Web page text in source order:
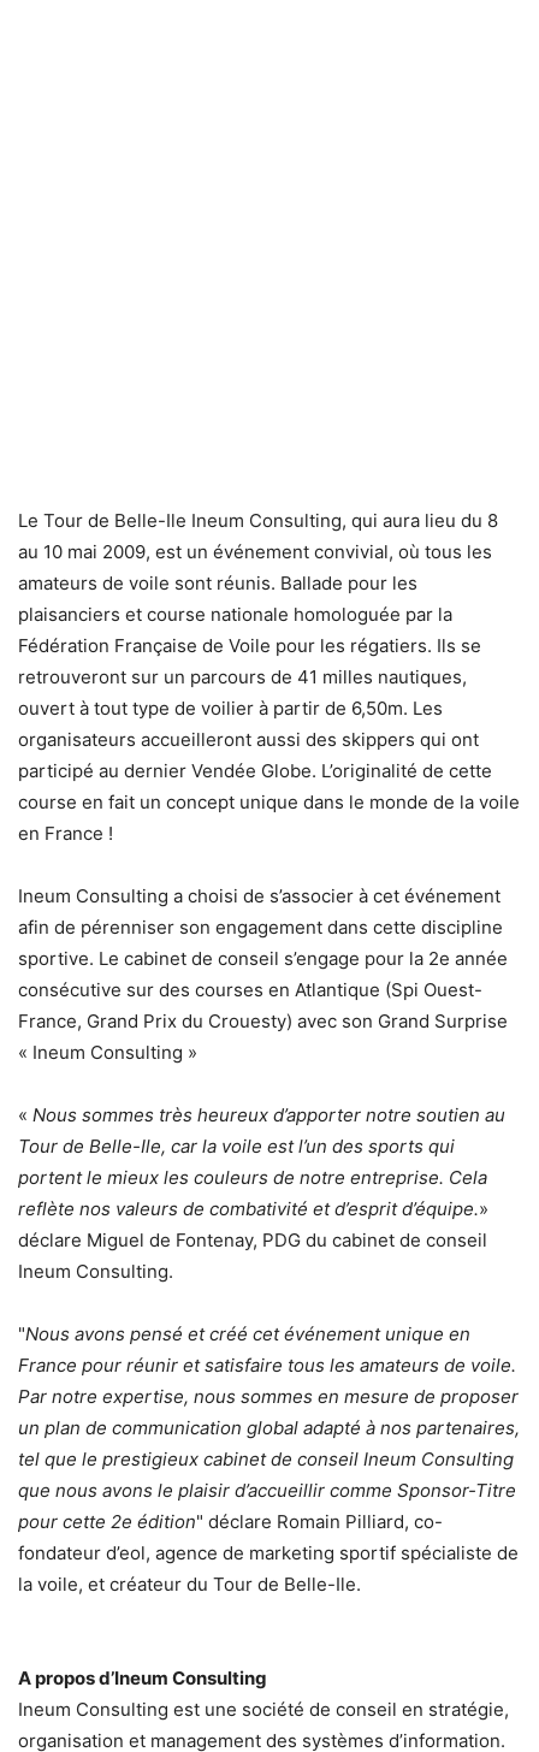
Le Tour de Belle-Ile Ineum Consulting, qui aura lieu du 8
au 10 mai 2009, est un événement convivial, où tous les
amateurs de voile sont réunis. Ballade pour les
plaisanciers et course nationale homologuée par la
Fédération Française de Voile pour les régatiers. Ils se
retrouveront sur un parcours de 41 milles nautiques,
ouvert à tout type de voilier à partir de 6,50m. Les
organisateurs accueilleront aussi des skippers qui ont
participé au dernier Vendée Globe. L’originalité de cette
course en fait un concept unique dans le monde de la voile
en France !
Ineum Consulting a choisi de s’associer à cet événement
afin de pérenniser son engagement dans cette discipline
sportive. Le cabinet de conseil s’engage pour la 2e année
consécutive sur des courses en Atlantique (Spi Ouest-
France, Grand Prix du Crouesty) avec son Grand Surprise
« Ineum Consulting »
« Nous sommes très heureux d’apporter notre soutien au
Tour de Belle-Ile, car la voile est l’un des sports qui
portent le mieux les couleurs de notre entreprise. Cela
reflète nos valeurs de combativité et d’esprit d’équipe.»
déclare Miguel de Fontenay, PDG du cabinet de conseil
Ineum Consulting.
"Nous avons pensé et créé cet événement unique en
France pour réunir et satisfaire tous les amateurs de voile.
Par notre expertise, nous sommes en mesure de proposer
un plan de communication global adapté à nos partenaires,
tel que le prestigieux cabinet de conseil Ineum Consulting
que nous avons le plaisir d’accueillir comme Sponsor-Titre
pour cette 2e édition" déclare Romain Pilliard, co-
fondateur d’eol, agence de marketing sportif spécialiste de
la voile, et créateur du Tour de Belle-Ile.
A propos d’Ineum Consulting
Ineum Consulting est une société de conseil en stratégie,
organisation et management des systèmes d’information.